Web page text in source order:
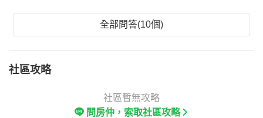
全部問答(10個)
社區攻略
社區暫無攻略
問房仲，索取社區攻略